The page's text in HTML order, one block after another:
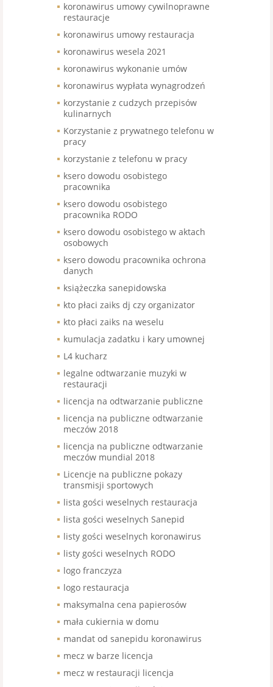
koronawirus umowy cywilnoprawne
restauracje
koronawirus umowy restauracja
koronawirus wesela 2021
koronawirus wykonanie umów
koronawirus wypłata wynagrodzeń
korzystanie z cudzych przepisów
kulinarnych
Korzystanie z prywatnego telefonu w
pracy
korzystanie z telefonu w pracy
ksero dowodu osobistego
pracownika
ksero dowodu osobistego
pracownika RODO
ksero dowodu osobistego w aktach
osobowych
ksero dowodu pracownika ochrona
danych
książeczka sanepidowska
kto płaci zaiks dj czy organizator
kto płaci zaiks na weselu
kumulacja zadatku i kary umownej
L4 kucharz
legalne odtwarzanie muzyki w
restauracji
licencja na odtwarzanie publiczne
licencja na publiczne odtwarzanie
meczów 2018
licencja na publiczne odtwarzanie
meczów mundial 2018
Licencje na publiczne pokazy
transmisji sportowych
lista gości weselnych restauracja
lista gości weselnych Sanepid
listy gości weselnych koronawirus
listy gości weselnych RODO
logo franczyza
logo restauracja
maksymalna cena papierosów
mała cukiernia w domu
mandat od sanepidu koronawirus
mecz w barze licencja
mecz w restauracji licencja